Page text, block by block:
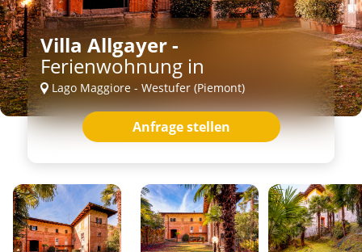
Villa Allgayer -
Ferienwohnung in
Lago Maggiore - Westufer (Piemont)
Anfrage stellen